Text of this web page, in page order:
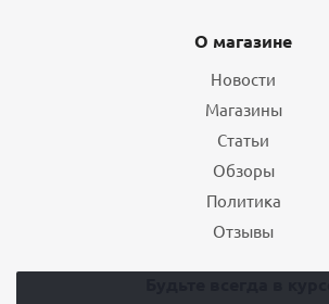
О магазине
Новости
Магазины
Статьи
Обзоры
Политика
Отзывы